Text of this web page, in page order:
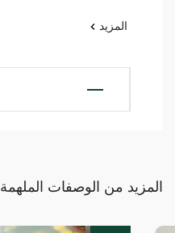
المزيد
المزيد من الوصفات الملهمة